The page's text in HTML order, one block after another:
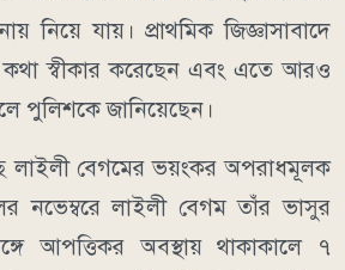
নিয়ে যায়। প্রাথমিক জিজ্ঞাসাবাদে
কথা স্বীকার করেছেন এবং এতে আরও
পুলিশকে জানিয়েছেন।
লাইলী বেগমের ভয়ংকর অপরাধমূলক
নভেম্বরে লাইলী বেগম তাঁর ভাসুর
আপত্তিকর অবস্থায় থাকাকালে ৭